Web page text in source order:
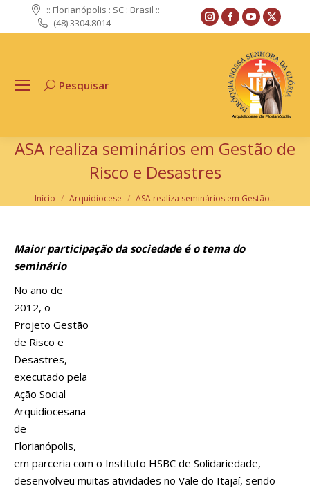
:: Florianópolis : SC : Brasil ::
(48) 3304.8014
Instagram
page
new
window
Facebook
page
opens
in
new
window
YouTube
page
opens
in
new
window
X
page
in
new
Search:Pesquisar
ASA realiza seminários em Gestão de
Risco e Desastres
Você está aqui:
Início Arquidiocese ASA realiza seminários em Gestão…
Maior participação da sociedade é o tema do
seminário
No ano de
2012, o
Projeto Gestão
de Risco e
Desastres,
executado pela
Ação Social
Arquidiocesana
de
Florianópolis,
em parceria com o Instituto HSBC de Solidariedade,
desenvolveu muitas atividades no Vale do Itajaí, sendo